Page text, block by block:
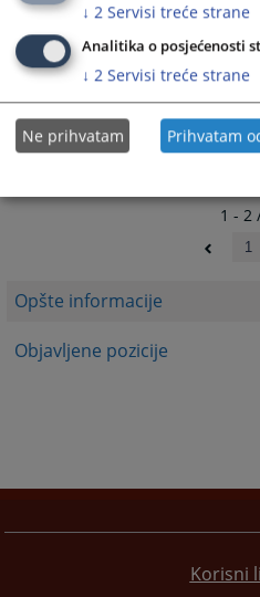
Opšte informacije
Objavljene pozicije
1 - 2
1
Korisni
↓ 2 Servisi treće strane
Analitika o posjećenosti
↓ 2 Servisi treće strane
Ne prihvatam Prihvatam